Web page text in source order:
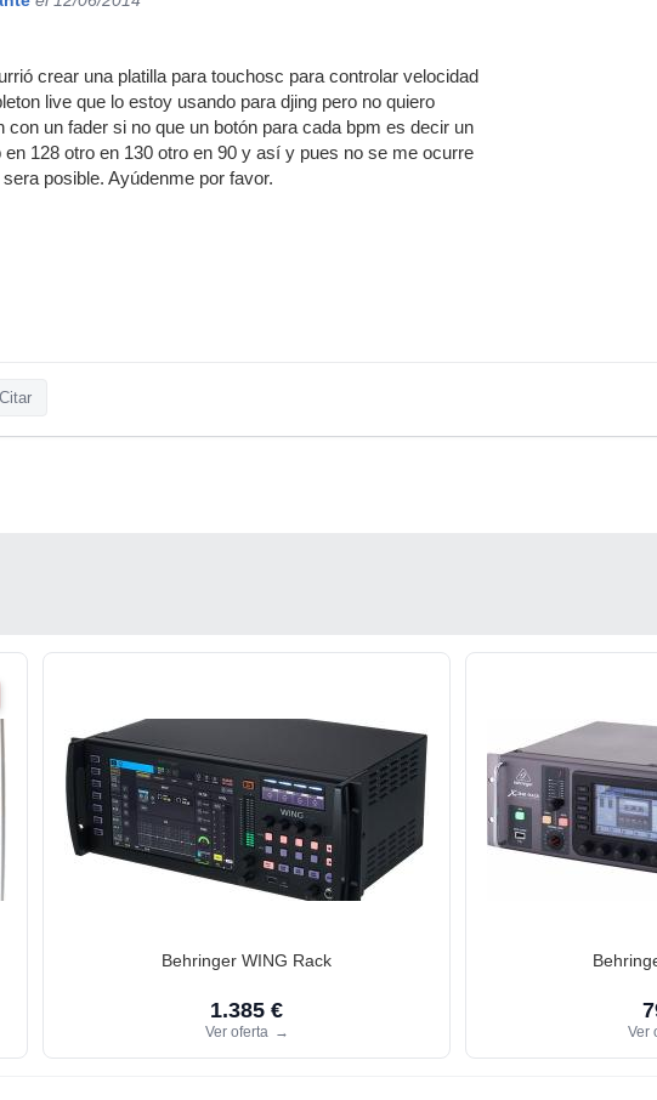
crear una platilla para touchosc para controlar velocidad
live que lo estoy usando para djing pero no quiero
con un fader si no que un botón para cada bpm es decir un
en 128 otro en 130 otro en 90 y así y pues no se me ocurre
posible. Ayúdenme por favor.
Citar
Behringer WING Rack
1.385 €
Ver oferta → Ver